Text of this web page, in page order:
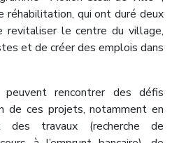
réhabilitation, qui ont duré deux
revitaliser le centre du village,
et de créer des emplois dans
rencontrer des défis
de ces projets, notamment en
des travaux (recherche de